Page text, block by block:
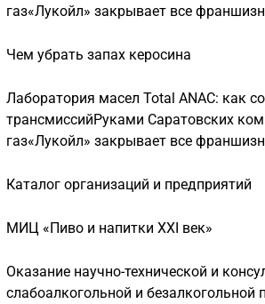
газ«Лукойл» закрывает все
Чем убрать запах керосина
Лаборатория масел Total ANAC: как
трансмиссийРуками Саратовских
газ«Лукойл» закрывает все
Каталог организаций и предприятий
МИЦ «Пиво и напитки XXI век»
Оказание научно-технической и
слабоалкогольной и